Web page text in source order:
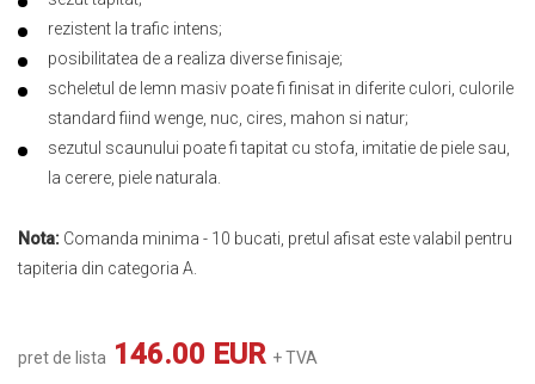
rezistent la trafic intens;
posibilitatea de a realiza diverse finisaje;
scheletul de lemn masiv poate fi finisat in diferite culori, culorile
standard fiind wenge, nuc, cires, mahon si natur;
sezutul scaunului poate fi tapitat cu stofa, imitatie de piele sau,
la cerere, piele naturala.
Nota: Comanda minima - 10 bucati, pretul afisat este valabil pentru
tapiteria din categoria A.
pret de lista 146.00 EUR + TVA